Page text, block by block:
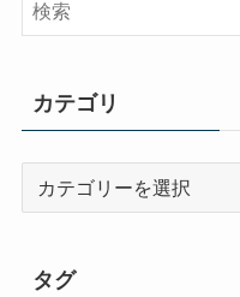
カテゴリ
タグ